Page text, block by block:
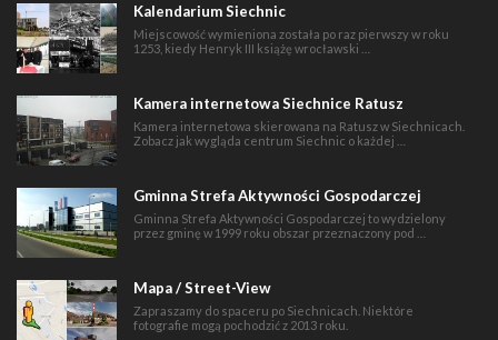
Kalendarium Siechnic
Miejscowość wymieniona została po raz pierwszy w roku
1253, kiedy Henryk III książę wrocławski …
Kamera internetowa Siechnice Ratusz
Kamera internetowa skierowana na Ratusz w Siechnicach.
Zobacz jak wygląda centrum Siechnic o każdej …
Gminna Strefa Aktywności Gospodarczej
Gminna Strefa Aktywności Gospodarczej to wydzielony
przez gminę w 1999 roku obszar przeznaczony pod …
Mapa / Street-View
Zapraszamy do spaceru po Siechnicach. Niektóre
fotografie mogą pochodzić z 2013 roku.